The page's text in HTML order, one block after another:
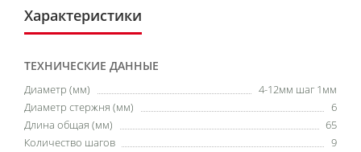
Характеристики
ТЕХНИЧЕСКИЕ ДАННЫЕ
Диаметр (мм)
4-12мм шаг 1мм
Диаметр стержня (мм)
6
Длина общая (мм)
65
Количество шагов
9